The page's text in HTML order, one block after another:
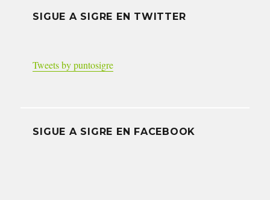
SIGUE A SIGRE EN TWITTER
Tweets by puntosigre
SIGUE A SIGRE EN FACEBOOK